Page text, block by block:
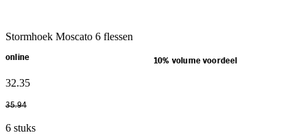
Stormhoek Moscato 6 flessen
online 10% volume voordeel
32.35
35.94
6 stuks